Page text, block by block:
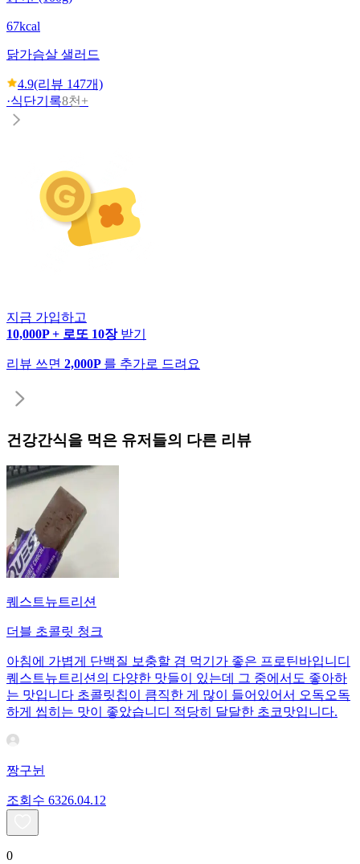
67kcal
닭가슴살 샐러드
4.9(리뷰 147개)
·식단기록8천+
지금 가입하고
10,000P + 로또 10장 받기
리뷰 쓰면 2,000P 를 추가로 드려요
건강간식을 먹은 유저들의 다른 리뷰
퀘스트뉴트리션
더블 초콜릿 청크
아침에 가볍게 단백질 보충할 겸 먹기가 좋은 프로틴바입니디
퀘스트뉴트리션의 다양한 맛들이 있는데 그 중에서도 좋아하
는 맛입니다 초콜릿칩이 큼직한 게 많이 들어있어서 오독오독
하게 씹히는 맛이 좋았습니디 적당히 달달한 초코맛입니다.
짱구뉜
조회수 6326.04.12
0